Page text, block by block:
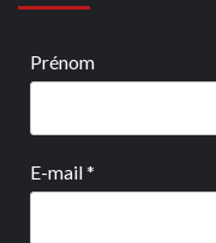
Prénom
E-mail*